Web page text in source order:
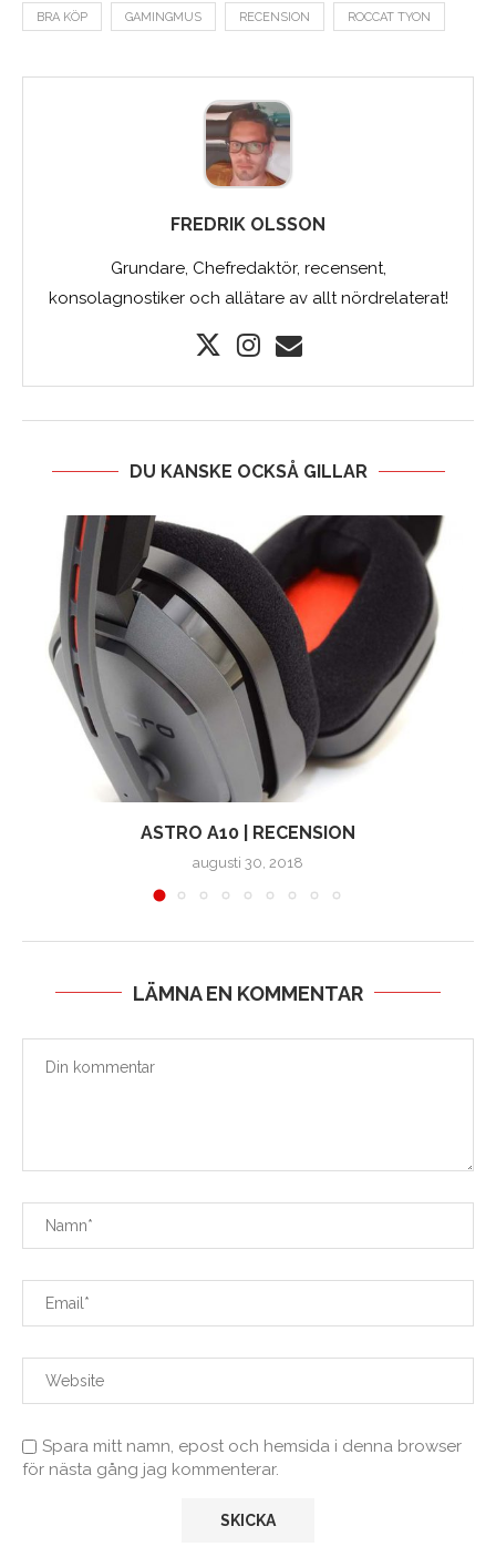
BRA KÖP GAMINGMUS RECENSION ROCCAT TYON
FREDRIK OLSSON
Grundare, Chefredaktör, recensent,
konsolagnostiker och allätare av allt nördrelaterat!
DU KANSKE OCKSÅ GILLAR
ASTRO A10 | RECENSION
augusti 30, 2018
LÄMNA EN KOMMENTAR
Spara mitt namn, epost och hemsida i denna browser
för nästa gång jag kommenterar.